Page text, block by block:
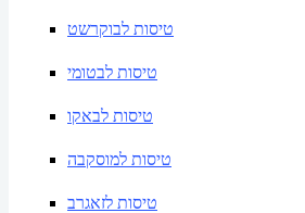
טיסות לבוקרשט
טיסות לבטומי
טיסות לבאקו
טיסות למוסקבה
טיסות לזאגרב